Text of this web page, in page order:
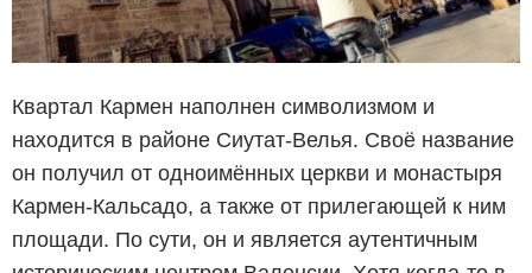
Квартал Кармен наполнен символизмом и
находится в районе Сиутат-Велья. Своё название
он получил от одноимённых церкви и монастыря
Кармен-Кальсадо, а также от прилегающей к ним
площади. По сути, он и является аутентичным